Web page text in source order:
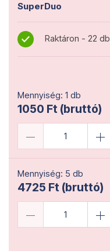
SuperDuo
Raktáron - 22 db
Mennyiség: 1 db
1050 Ft (bruttó)
Mennyiség: 5 db
4725 Ft (bruttó)